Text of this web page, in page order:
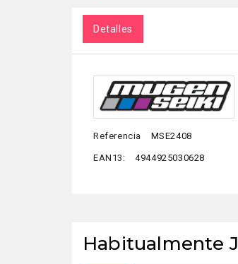
Detalles
Referencia MSE2408
EAN13: 4944925030628
Habitualmente